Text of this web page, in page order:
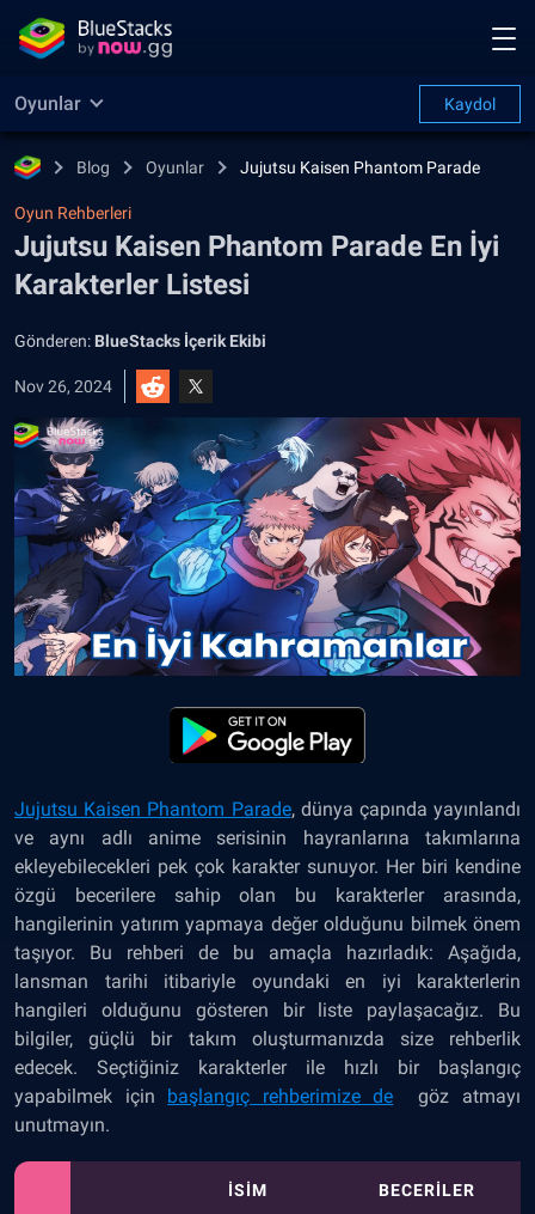
Oyunlar Kaydol
Blog Oyunlar Jujutsu Kaisen Phantom Parade
Oyun Rehberleri
Jujutsu Kaisen Phantom Parade En İyi
Karakterler Listesi
Gönderen: BlueStacks İçerik Ekibi
Nov 26, 2024
Jujutsu Kaisen Phantom Parade, dünya çapında yayınlandı
ve aynı adlı anime serisinin hayranlarına takımlarına
ekleyebilecekleri pek çok karakter sunuyor. Her biri kendine
özgü becerilere sahip olan bu karakterler arasında,
hangilerinin yatırım yapmaya değer olduğunu bilmek önem
taşıyor. Bu rehberi de bu amaçla hazırladık: Aşağıda,
lansman tarihi itibariyle oyundaki en iyi karakterlerin
hangileri olduğunu gösteren bir liste paylaşacağız. Bu
bilgiler, güçlü bir takım oluşturmanızda size rehberlik
edecek. Seçtiğiniz karakterler ile hızlı bir başlangıç
yapabilmek için başlangıç rehberimize de
göz atmayı
unutmayın.
İSİM BECERİLER